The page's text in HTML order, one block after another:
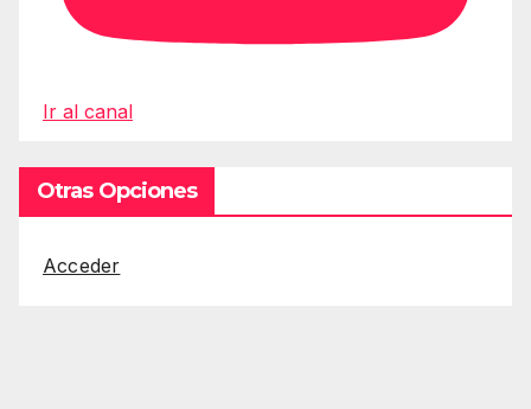
Ir al canal
Otras Opciones
Acceder